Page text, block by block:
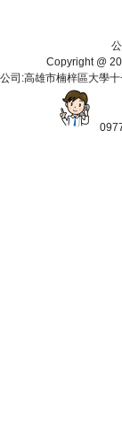
Copyright @
司:高雄市楠梓區大學